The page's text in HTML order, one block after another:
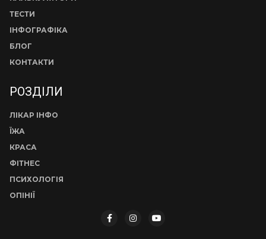
ТЕСТИ
ІНФОГРАФІКА
БЛОГ
КОНТАКТИ
РОЗДІЛИ
ЛІКАР ІНФО
ЇЖА
КРАСА
ФІТНЕС
ПСИХОЛОГІЯ
ОПІНІЇ